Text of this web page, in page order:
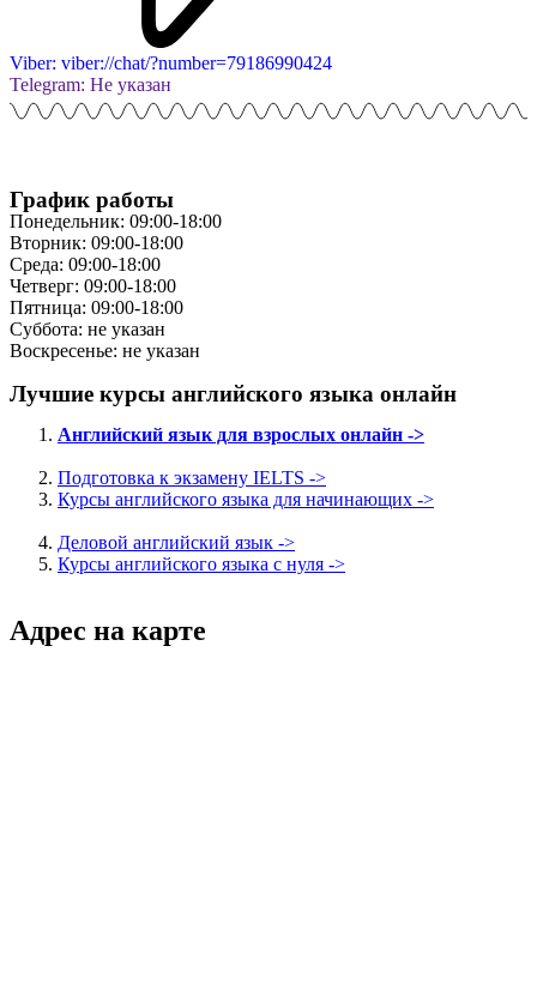
Viber: viber://chat/?number=79186990424
Telegram: Не указан
График работы
Понедельник: 09:00-18:00
Вторник: 09:00-18:00
Среда: 09:00-18:00
Четверг: 09:00-18:00
Пятница: 09:00-18:00
Суббота: не указан
Воскресенье: не указан
Лучшие курсы английского языка онлайн
Английский язык для взрослых онлайн ->
Подготовка к экзамену IELTS ->
Курсы английского языка для начинающих ->
Деловой английский язык ->
Курсы английского языка с нуля ->
Адрес на карте